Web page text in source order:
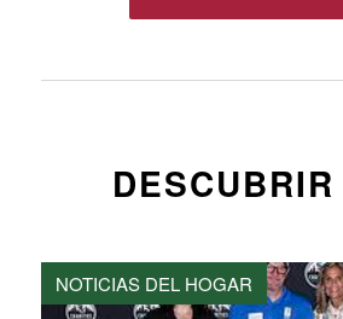
NOTICIAS DEL HOGAR